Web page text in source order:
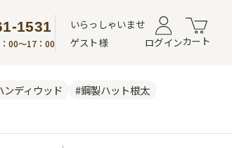
1531
00～17：00
いらっしゃいませ
ゲスト様
ログインカート
ンディウッド
#鋼製ハット根太